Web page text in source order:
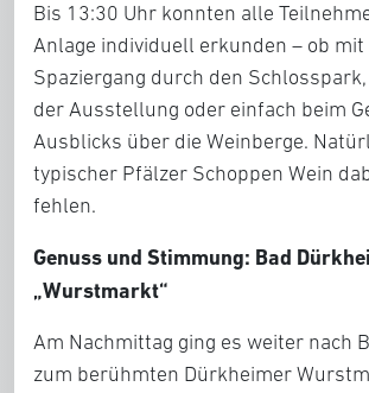
Bis 13:30 Uhr konnten alle
Anlage individuell erkunden – ob mit
Spaziergang durch den
der Ausstellung oder einfach beim
Ausblicks über die Weinberge.
typischer Pfälzer Schoppen Wein
fehlen.
Genuss und Stimmung: Bad
„Wurstmarkt“
Am Nachmittag ging es weiter nach
zum berühmten Dürkheimer